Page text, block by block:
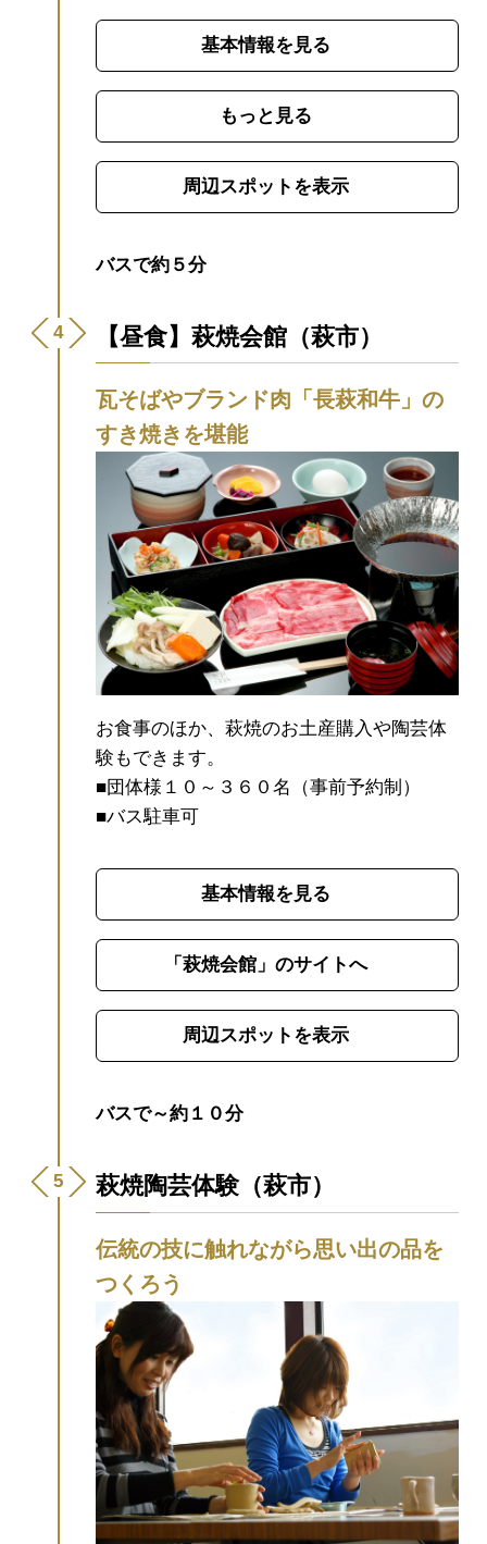
ることになりました。松下村塾は、幕末の
志士を数多く輩出した、いわば「明治維新
坂玄瑞、高杉晋作、伊藤博文、山県有朋、
山田顕義、品川弥二郎など、幕末の明治維
新で活躍した多くの逸材を育てました。
■松
下村塾の見どころ
①当時と同じ位置に現存
建物。建物の外から見学が可能です。
若者たちが熱い議論を交わしていました。
松陰の石膏像、肖像画、机が置いてありま
ていた人物や松陰と関わりのあった人物の
写真が展示されています。
出した、吉田松陰の教育方針とは？当時こ
の地域が松本村と呼ばれていたことからそ
の名がつけられた「松下村塾」。松陰は階
級や身分に関係なく塾生を受け入れ、「学
は人たる所以を学ぶなり。塾係くるに村名
を以てす。（学問とは、人間はいかにある
べきか、いかに生きるべきかを学ぶことで
ある。これを学ぶ塾の名前に村名をあて
た）」と『松下村塾記』に記されていると
おり、村名を冠した塾名に誇りと責任を感
じ、志ある人材を育成しようとしました。
教え子たちの長所を伸ばし、講義より討論
を重視した松陰のもとで学んだ塾生たち
たのです。
基本情報を見る
もっと見る
周辺スポットを表示
バスで約５分
【昼食】萩焼会館（萩市）
瓦そばやブランド肉「長萩和牛」の
すき焼きを堪能
お食事のほか、萩焼のお土産購入や陶芸体
験もできます。
■団体様１０～３６０名（事前予約制）
■バス駐車可
基本情報を見る
「萩焼会館」のサイトへ
周辺スポットを表示
バスで～約１０分
萩焼陶芸体験（萩市）
伝統の技に触れながら思い出の品を
つくろう